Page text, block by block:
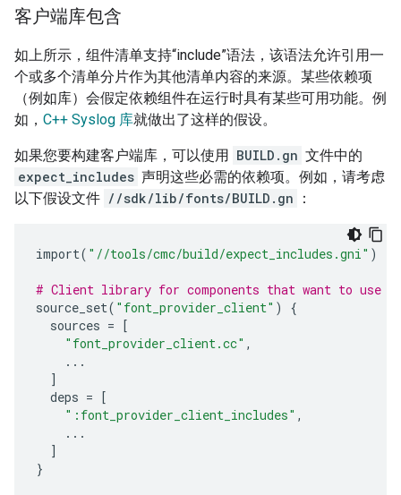
客户端库包含
如上所示，组件清单支持“include”语法，该语法允许引用一
个或多个清单分片作为其他清单内容的来源。某些依赖项
（例如库）会假定依赖组件在运行时具有某些可用功能。例
如， C++ Syslog 库就做出了这样的假设。
如果您要构建客户端库，可以使用 BUILD.gn 文件中的
expect_includes 声明这些必需的依赖项。例如，请考虑
以下假设文件 //sdk/lib/fonts/BUILD.gn ：
import( "//tools/cmc/build/expect_includes.gni" )
# Client library for components that want to use
source_set( "font_provider_client" )
{
sources = [
"font_provider_client.cc" ,
...
]
deps = [
":font_provider_client_includes" ,
...
]
}